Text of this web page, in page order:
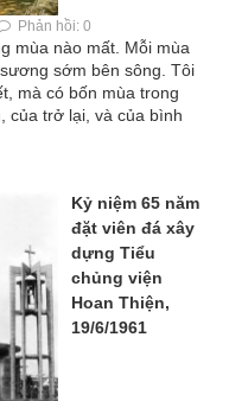
Phản hồi: 0
mùa nào mất. Mỗi mùa
sớm bên sông. Tôi
mà có bốn mùa trong
của trở lại, và của bình
Kỷ niệm 65 năm
đặt viên đá xây
dựng Tiểu
chủng viện
Hoan Thiện,
19/6/1961